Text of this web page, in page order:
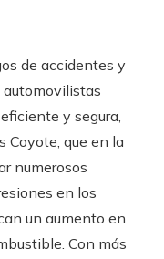
de accidentes y
automovilistas
y segura,
Coyote, que en la
numerosos
en los
un aumento en
Con más